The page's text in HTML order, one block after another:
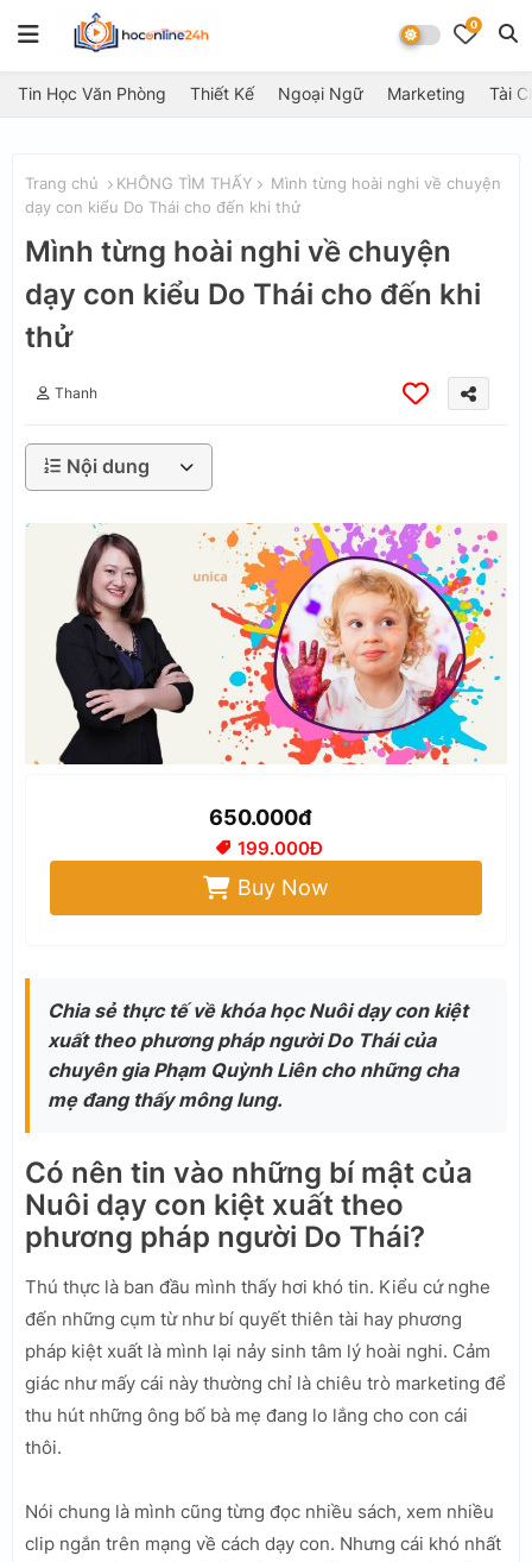
0
Tin Học Văn Phòng Thiết Kế Ngoại Ngữ Marketing Tài
Trang chủ KHÔNG TÌM THẤY
Mình từng hoài nghi về chuyện
dạy con kiểu Do Thái cho đến khi thử
Mình từng hoài nghi về chuyện
dạy con kiểu Do Thái cho đến khi
thử
Thanh
Nội dung
650.000đ
199.000Đ
Buy Now
Chia sẻ thực tế về khóa học Nuôi dạy con kiệt
xuất theo phương pháp người Do Thái của
chuyên gia Phạm Quỳnh Liên cho những cha
mẹ đang thấy mông lung.
Có nên tin vào những bí mật của
Nuôi dạy con kiệt xuất theo
phương pháp người Do Thái?
Thú thực là ban đầu mình thấy hơi khó tin. Kiểu cứ nghe
đến những cụm từ như bí quyết thiên tài hay phương
pháp kiệt xuất là mình lại nảy sinh tâm lý hoài nghi. Cảm
giác như mấy cái này thường chỉ là chiêu trò marketing để
thu hút những ông bố bà mẹ đang lo lắng cho con cái
thôi.
Nói chung là mình cũng từng đọc nhiều sách, xem nhiều
clip ngắn trên mạng về cách dạy con. Nhưng cái khó nhất